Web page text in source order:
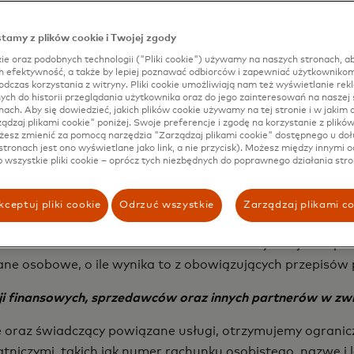
rachunku osobistego, nazwa i lokalizacja
instytucje finansowe albo sprzedawców, gdy działamy
informacje o rejestracji i płatności, jak również
od nas produkty albo usługi, albo też gdy
urządzeń i aplikacji mobilnych oraz podobne
albo podobnych technologii.
w przypadku ubiegania się przez Państwa o
dla jednego z naszych partnerów biznesowych.
takie jak imię i nazwisko, adres e-mail, adres fizyczny,
podać podczas korzystania z narzędzi
chyba że zostało wskazane inaczej,
została lub może zostać ustalona. W sytuacjach
osobowe, o ile wynika to z obowiązujących
sprzedawców oraz innych partnerów w
świadczący powiązane usługi, otrzymujemy
takich jak numer rachunku osobistego, nazwę i
z plików cookie i Twojej zgody
oraz podobnych technologii ("Pliki cookie") używamy na naszych stronach,
efektywność, a także by lepiej poznawać odbiorców i zapewniać
korzystania z witryny. Pliki cookie umożliwiają nam też wyświetlanie
do historii przeglądania użytkownika oraz do jego zainteresowań na naszej
Aby się dowiedzieć, jakich plików cookie używamy na tej stronie i w jakim
plikami cookie" poniżej. Swoje preferencje i zgodę na korzystanie z
zmienić za pomocą narzędzia "Zarządzaj plikami cookie" dostępnego u
jest ono wyświetlane jako link, a nie przycisk). Możesz między innymi
wszystkie pliki cookie – oprócz tych niezbędnych do poprawnego działania
pliki cookie Odrzuć wszystkie Zarządzaj plikami